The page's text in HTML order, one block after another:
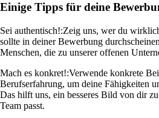
Einige Tipps für deine
Sei authentisch!:Zeig uns, wer du
sollte in deiner Bewerbung
Menschen, die zu unserer offenen
Mach es konkret!:Verwende konkrete
Berufserfahrung, um deine Fähigkeiten
Das hilft uns, ein besseres Bild von dir
Team passt.